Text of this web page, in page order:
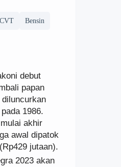
CVT Bensin
debut
papan
1986.
akhir
awal dipatok
jutaan).
2023 akan